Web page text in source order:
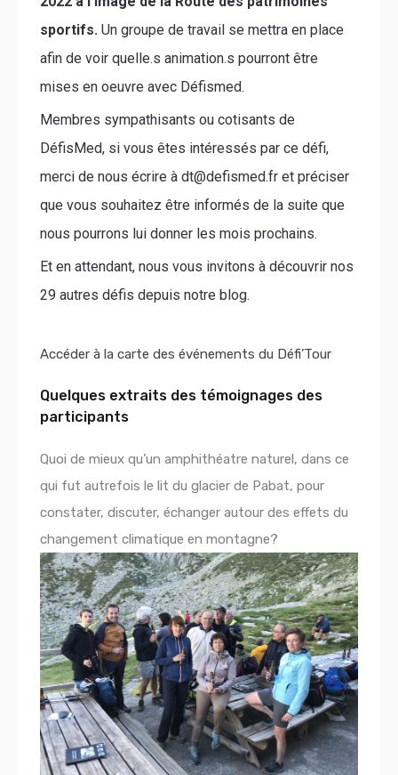
sportifs. Un groupe de travail se mettra en place
afin de voir quelle.s animation.s pourront être
mises en oeuvre avec Défismed.
Membres sympathisants ou cotisants de
DéfisMed, si vous êtes intéressés par ce défi,
merci de nous écrire à dt@defismed.fr et préciser
que vous souhaitez être informés de la suite que
nous pourrons lui donner les mois prochains.
Et en attendant, nous vous invitons à découvrir nos
29 autres défis depuis notre blog.
Accéder à la carte des événements du Défi’Tour
Quelques extraits des témoignages des
participants
Quoi de mieux qu’un amphithéatre naturel, dans ce
qui fut autrefois le lit du glacier de Pabat, pour
constater, discuter, échanger autour des effets du
changement climatique en montagne?